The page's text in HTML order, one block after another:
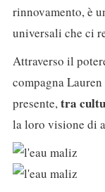
rinnovamento, è
universali che ci
Attraverso il
compagna
presente,tra
la loro visione di